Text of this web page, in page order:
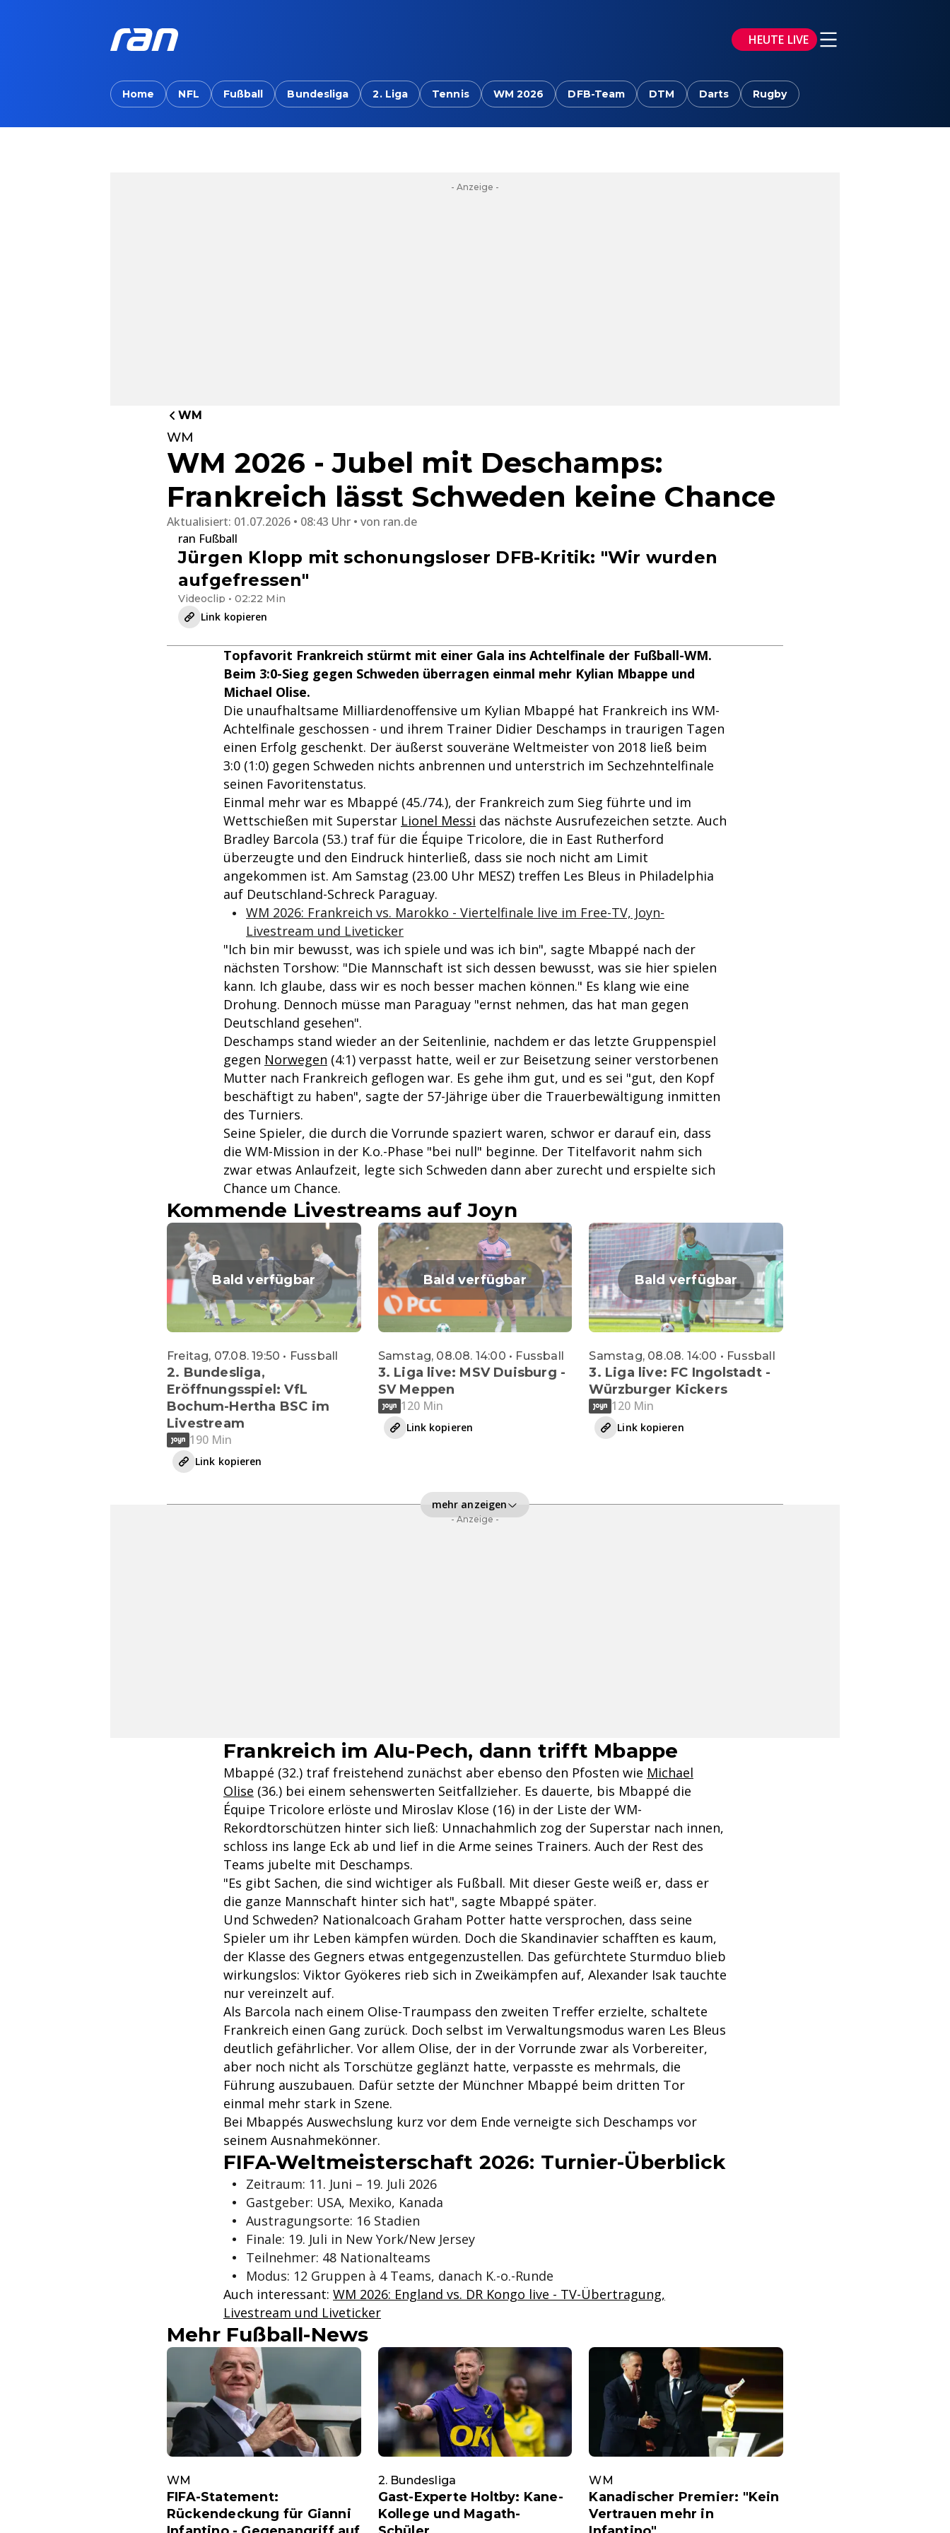
HEUTE LIVE
Home NFL Fußball Bundesliga 2. Liga Tennis WM 2026 DFB-Team DTM Darts Rugby
- Anzeige -
WM
WM
WM 2026 - Jubel mit Deschamps:
Frankreich lässt Schweden keine Chance
Aktualisiert: 01.07.2026 • 08:43 Uhr von ran.de
ran Fußball
Jürgen Klopp mit schonungsloser DFB-Kritik: "Wir wurden
aufgefressen"
Videoclip • 02:22 Min
Link kopieren
Topfavorit Frankreich stürmt mit einer Gala ins Achtelfinale der Fußball-WM.
Beim 3:0-Sieg gegen Schweden überragen einmal mehr Kylian Mbappe und
Michael Olise.
Die unaufhaltsame Milliardenoffensive um Kylian Mbappé hat Frankreich ins WM-
Achtelfinale geschossen - und ihrem Trainer Didier Deschamps in traurigen Tagen
einen Erfolg geschenkt. Der äußerst souveräne Weltmeister von 2018 ließ beim
3:0 (1:0) gegen Schweden nichts anbrennen und unterstrich im Sechzehntelfinale
seinen Favoritenstatus.
Einmal mehr war es Mbappé (45./74.), der Frankreich zum Sieg führte und im
Wettschießen mit Superstar Lionel Messi das nächste Ausrufezeichen setzte. Auch
Bradley Barcola (53.) traf für die Équipe Tricolore, die in East Rutherford
überzeugte und den Eindruck hinterließ, dass sie noch nicht am Limit
angekommen ist. Am Samstag (23.00 Uhr MESZ) treffen Les Bleus in Philadelphia
auf Deutschland-Schreck Paraguay.
WM 2026: Frankreich vs. Marokko - Viertelfinale live im Free-TV, Joyn-
Livestream und Liveticker
"Ich bin mir bewusst, was ich spiele und was ich bin", sagte Mbappé nach der
nächsten Torshow: "Die Mannschaft ist sich dessen bewusst, was sie hier spielen
kann. Ich glaube, dass wir es noch besser machen können." Es klang wie eine
Drohung. Dennoch müsse man Paraguay "ernst nehmen, das hat man gegen
Deutschland gesehen".
Deschamps stand wieder an der Seitenlinie, nachdem er das letzte Gruppenspiel
gegen Norwegen (4:1) verpasst hatte, weil er zur Beisetzung seiner verstorbenen
Mutter nach Frankreich geflogen war. Es gehe ihm gut, und es sei "gut, den Kopf
beschäftigt zu haben", sagte der 57-Jährige über die Trauerbewältigung inmitten
des Turniers.
Seine Spieler, die durch die Vorrunde spaziert waren, schwor er darauf ein, dass
die WM-Mission in der K.o.-Phase "bei null" beginne. Der Titelfavorit nahm sich
zwar etwas Anlaufzeit, legte sich Schweden dann aber zurecht und erspielte sich
Chance um Chance.
Kommende Livestreams auf Joyn
Bald verfügbar
Freitag, 07.08. 19:50 • Fussball
2. Bundesliga,
Eröffnungsspiel: VfL
Bochum-Hertha BSC im
Livestream
190 Min
Link kopieren
Bald verfügbar
Samstag, 08.08. 14:00 • Fussball
3. Liga live: MSV Duisburg -
SV Meppen
120 Min
Link kopieren
Bald verfügbar
Samstag, 08.08. 14:00 • Fussball
3. Liga live: FC Ingolstadt -
Würzburger Kickers
120 Min
Link kopieren
mehr anzeigen
- Anzeige -
Frankreich im Alu-Pech, dann trifft Mbappe
Mbappé (32.) traf freistehend zunächst aber ebenso den Pfosten wie Michael
Olise (36.) bei einem sehenswerten Seitfallzieher. Es dauerte, bis Mbappé die
Équipe Tricolore erlöste und Miroslav Klose (16) in der Liste der WM-
Rekordtorschützen hinter sich ließ: Unnachahmlich zog der Superstar nach innen,
schloss ins lange Eck ab und lief in die Arme seines Trainers. Auch der Rest des
Teams jubelte mit Deschamps.
"Es gibt Sachen, die sind wichtiger als Fußball. Mit dieser Geste weiß er, dass er
die ganze Mannschaft hinter sich hat", sagte Mbappé später.
Und Schweden? Nationalcoach Graham Potter hatte versprochen, dass seine
Spieler um ihr Leben kämpfen würden. Doch die Skandinavier schafften es kaum,
der Klasse des Gegners etwas entgegenzustellen. Das gefürchtete Sturmduo blieb
wirkungslos: Viktor Gyökeres rieb sich in Zweikämpfen auf, Alexander Isak tauchte
nur vereinzelt auf.
Als Barcola nach einem Olise-Traumpass den zweiten Treffer erzielte, schaltete
Frankreich einen Gang zurück. Doch selbst im Verwaltungsmodus waren Les Bleus
deutlich gefährlicher. Vor allem Olise, der in der Vorrunde zwar als Vorbereiter,
aber noch nicht als Torschütze geglänzt hatte, verpasste es mehrmals, die
Führung auszubauen. Dafür setzte der Münchner Mbappé beim dritten Tor
einmal mehr stark in Szene.
Bei Mbappés Auswechslung kurz vor dem Ende verneigte sich Deschamps vor
seinem Ausnahmekönner.
FIFA-Weltmeisterschaft 2026: Turnier-Überblick
Zeitraum: 11. Juni – 19. Juli 2026
Gastgeber: USA, Mexiko, Kanada
Austragungsorte: 16 Stadien
Finale: 19. Juli in New York/New Jersey
Teilnehmer: 48 Nationalteams
Modus: 12 Gruppen à 4 Teams, danach K.-o.-Runde
Auch interessant: WM 2026: England vs. DR Kongo live - TV-Übertragung,
Livestream und Liveticker
Mehr Fußball-News
WM
FIFA-Statement:
Rückendeckung für Gianni
2. Bundesliga
Gast-Experte Holtby: Kane-
Kollege und Magath-
WM
Kanadischer Premier: "Kein
Vertrauen mehr in